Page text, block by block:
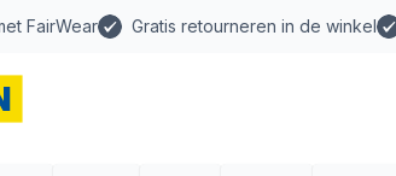
FairWear Gratis retourneren in de winkel